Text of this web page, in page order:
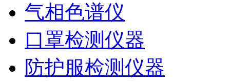
气相色谱仪
口罩检测仪器
防护服检测仪器